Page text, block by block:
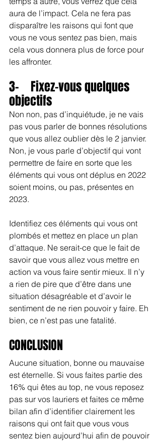
aura de l’impact. Cela ne fera pas
disparaître les raisons qui font que
vous ne vous sentez pas bien, mais
cela vous donnera plus de force pour
les affronter.
3-    Fixez-vous quelques
objectifs
Non non, pas d’inquiétude, je ne vais
pas vous parler de bonnes résolutions
que vous allez oublier dès le 2 janvier.
Non, je vous parle d’objectif qui vont
permettre de faire en sorte que les
éléments qui vous ont déplus en 2022
soient moins, ou pas, présentes en
2023.
Identifiez ces éléments qui vous ont
plombés et mettez en place un plan
d’attaque. Ne serait-ce que le fait de
savoir que vous allez vous mettre en
action va vous faire sentir mieux. Il n’y
a rien de pire que d’être dans une
situation désagréable et d’avoir le
sentiment de ne rien pouvoir y faire. Eh
bien, ce n’est pas une fatalité.
CONCLUSION
Aucune situation, bonne ou mauvaise
est éternelle. Si vous faites partie des
16% qui êtes au top, ne vous reposez
pas sur vos lauriers et faites ce même
bilan afin d’identifier clairement les
raisons qui ont fait que vous vous
sentez bien aujourd’hui afin de pouvoir